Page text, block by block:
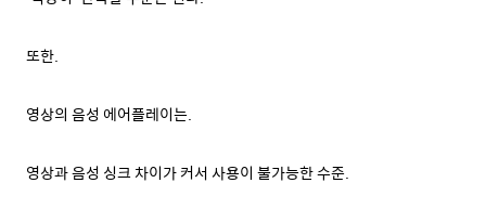
또한.
영상의 음성 에어플레이는.
영상과 음성 싱크 차이가 커서 사용이 불가능한 수준.